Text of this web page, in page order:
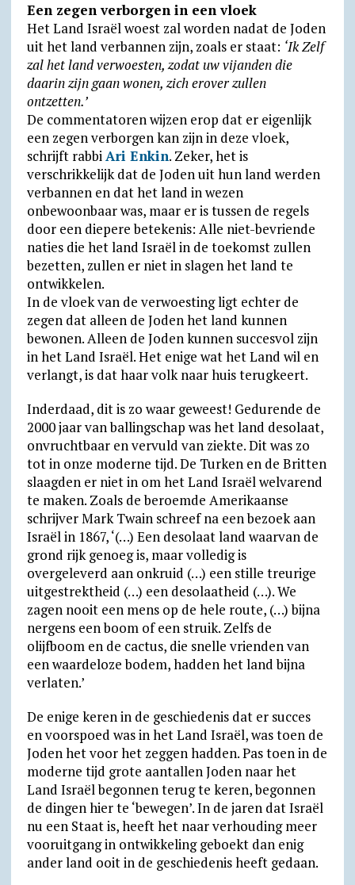
Een zegen verborgen in een vloek
Het Land Israël woest zal worden nadat de Joden
uit het land verbannen zijn, zoals er staat: ‘Ik Zelf
zal het land verwoesten, zodat uw vijanden die
daarin zijn gaan wonen, zich erover zullen
ontzetten.’
De commentatoren wijzen erop dat er eigenlijk
een zegen verborgen kan zijn in deze vloek,
schrijft rabbiAri Enkin. Zeker, het is
verschrikkelijk dat de Joden uit hun land werden
verbannen en dat het land in wezen
onbewoonbaar was, maar er is tussen de regels
door een diepere betekenis: Alle niet-bevriende
naties die het land Israël in de toekomst zullen
bezetten, zullen er niet in slagen het land te
ontwikkelen.
In de vloek van de verwoesting ligt echter de
zegen dat alleen de Joden het land kunnen
bewonen. Alleen de Joden kunnen succesvol zijn
in het Land Israël. Het enige wat het Land wil en
verlangt, is dat haar volk naar huis terugkeert.
Inderdaad, dit is zo waar geweest! Gedurende de
2000 jaar van balling­schap was het land desolaat,
onvrucht­baar en vervuld van ziekte. Dit was zo
tot in onze moderne tijd. De Turken en de Britten
slaagden er niet in om het Land Israël welvarend
te maken. Zoals de beroemde Amerikaanse
schrijver Mark Twain schreef na een bezoek aan
Israël in 1867, ‘(…) Een desolaat land waarvan de
grond rijk genoeg is, maar volledig is
overgeleverd aan onkruid (…) een stille treurige
uitgestrektheid (…) een desolaatheid (…). We
zagen nooit een mens op de hele route, (…) bijna
nergens een boom of een struik. Zelfs de
olijfboom en de cactus, die snelle vrienden van
een waardeloze bodem, hadden het land bijna
verlaten.’
De enige keren in de geschiedenis dat er succes
en voorspoed was in het Land Israël, was toen de
Joden het voor het zeggen hadden. Pas toen in de
moderne tijd grote aantallen Joden naar het
Land Israël begonnen terug te keren, begonnen
de dingen hier te ‘bewegen’. In de jaren dat Israël
nu een Staat is, heeft het naar verhouding meer
vooruitgang in ontwikkeling geboekt dan enig
ander land ooit in de geschiedenis heeft gedaan.